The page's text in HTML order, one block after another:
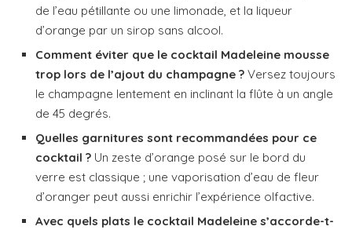
de l’eau pétillante ou une limonade, et la liqueur
d’orange par un sirop sans alcool.
Comment éviter que le cocktail Madeleine mousse
trop lors de l’ajout du champagne ? Versez toujours
le champagne lentement en inclinant la flûte à un angle
de 45 degrés.
Quelles garnitures sont recommandées pour ce
cocktail ? Un zeste d’orange posé sur le bord du
verre est classique ; une vaporisation d’eau de fleur
d’oranger peut aussi enrichir l’expérience olfactive.
Avec quels plats le cocktail Madeleine s’accorde-t-